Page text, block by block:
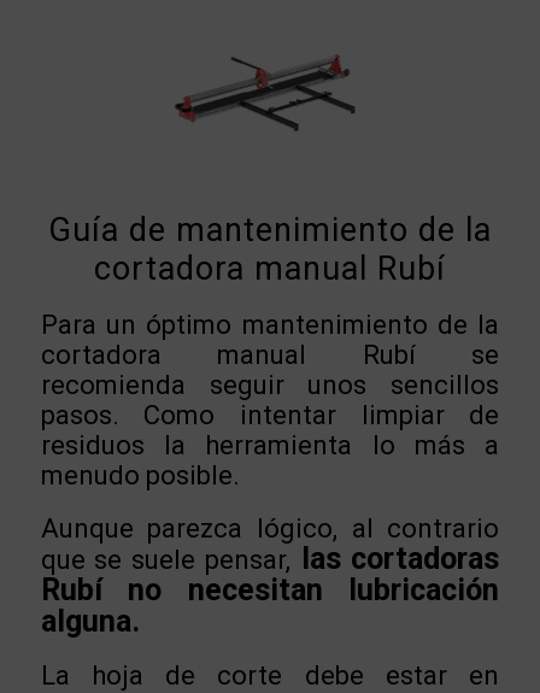
Guía de mantenimiento de la
cortadora manual Rubí
Para un óptimo mantenimiento de la
cortadora manual Rubí se
recomienda seguir unos sencillos
pasos. Como intentar limpiar de
residuos la herramienta lo más a
menudo posible.
Aunque parezca lógico, al contrario
que se suele pensar,
las cortadoras
Rubí no necesitan lubricación
alguna.
La hoja de corte debe estar en